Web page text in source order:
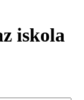
iskola